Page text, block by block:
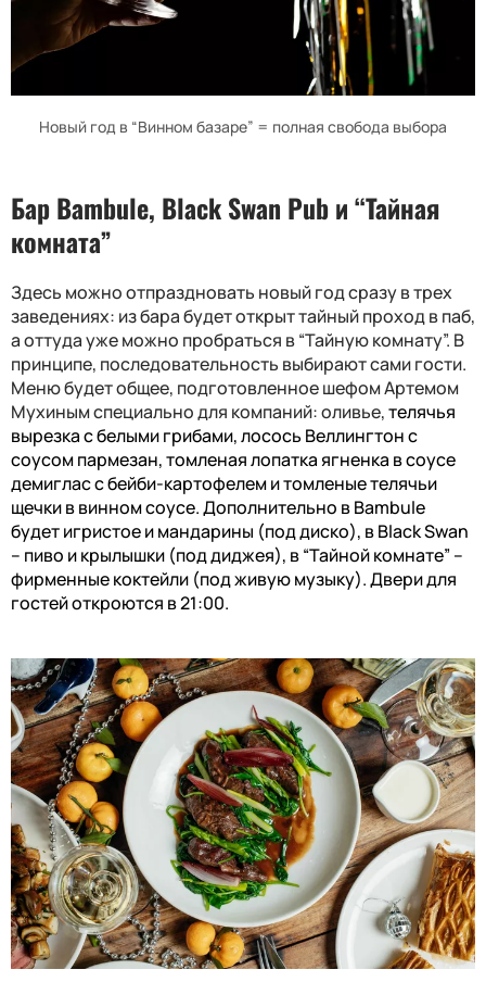
Новый год в “Винном базаре” = полная свобода выбора
БарBambule, Black Swan Pubи “Тайная
комната”
Здесь можно отпраздновать новый год сразу в трех
заведениях: из бара будет открыт тайный проход в паб,
а оттуда уже можно пробраться в “Тайную комнату”. В
принципе, последовательность выбирают сами гости.
Меню будет общее, подготовленное шефом Артемом
Мухиным специально для компаний: оливье,телячья
вырезка с белыми грибами, лосось Веллингтон с
соусом пармезан, томленая лопатка ягненка в соусе
демиглас с бейби-картофелем и томленые телячьи
щечки в винном соусе. Дополнительно вBambule
будет игристое и мандарины (под диско), вBlack Swan
– пиво и крылышки (под диджея), в “Тайной комнате” –
фирменные коктейли (под живую музыку). Двери для
гостей откроются в 21:00.